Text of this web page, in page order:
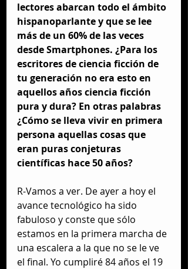
lectores abarcan todo el ámbito
hispanoparlante y que se lee
más de un 60% de las veces
desde Smartphones. ¿Para los
escritores de ciencia ficción de
tu generación no era esto en
aquellos años ciencia ficción
pura y dura? En otras palabras
¿Cómo se lleva vivir en primera
persona aquellas cosas que
eran puras conjeturas
científicas hace 50 años?
R-Vamos a ver. De ayer a hoy el
avance tecnológico ha sido
fabuloso y conste que sólo
estamos en la primera marcha de
una escalera a la que no se le ve
el final. Yo cumpliré 84 años el 19